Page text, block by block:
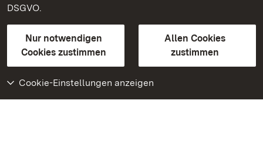
DSGVO.
Nur notwendigen
Cookies zustimmen
Allen Cookies
zustimmen
Cookie-Einstellungen anzeigen
Kontakt
GebärdenspracheLeichte Sprache
Erklärung zur Barrierefreiheit
BITV-konform (geprüfte Seiten)
Weiteres